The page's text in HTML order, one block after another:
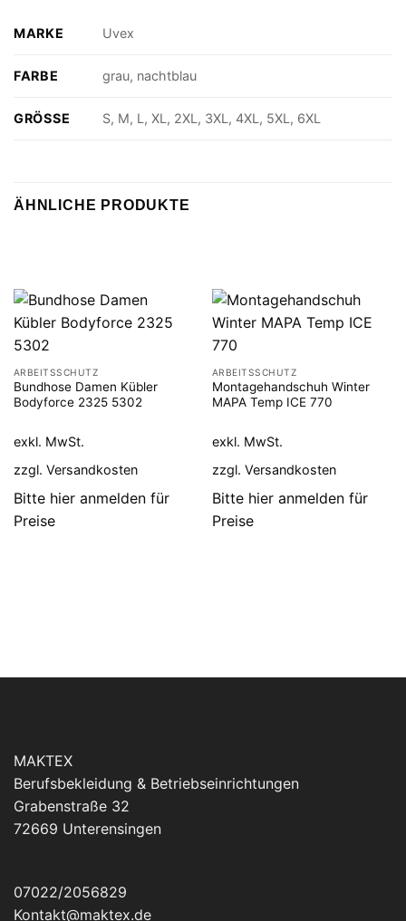
MARKE Uvex
FARBE grau, nachtblau
GRÖSSE S, M, L, XL, 2XL, 3XL, 4XL, 5XL, 6XL
ÄHNLICHE PRODUKTE
ARBEITSSCHUTZ
Bundhose Damen Kübler
Bodyforce 2325 5302
exkl. MwSt.
zzgl. Versandkosten
Bitte hier anmelden für
Preise
ARBEITSSCHUTZ
Montagehandschuh Winter
MAPA Temp ICE 770
exkl. MwSt.
zzgl. Versandkosten
Bitte hier anmelden für
Preise
MAKTEX
Berufsbekleidung & Betriebseinrichtungen
Grabenstraße 32
72669 Unterensingen
07022/2056829
Kontakt@maktex.de